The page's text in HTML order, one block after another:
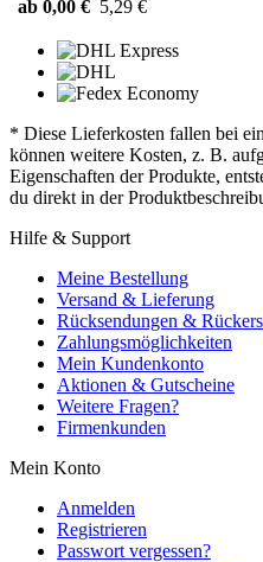
ab 0,00 € 5,29 €
* Diese Lieferkosten fallen bei
können weitere Kosten, z. B.
Eigenschaften der Produkte,
du direkt in der
Hilfe & Support
Meine Bestellung
Versand & Lieferung
Rücksendungen &
Zahlungsmöglichkeiten
Mein Kundenkonto
Aktionen & Gutscheine
Weitere Fragen?
Firmenkunden
Mein Konto
Anmelden
Registrieren
Passwort vergessen?